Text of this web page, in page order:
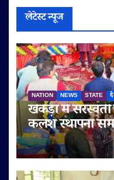
लेटेस्ट न्यूज
NATION NEWS STATE
खेकड़ा में सरस्वती
कलश स्थापना